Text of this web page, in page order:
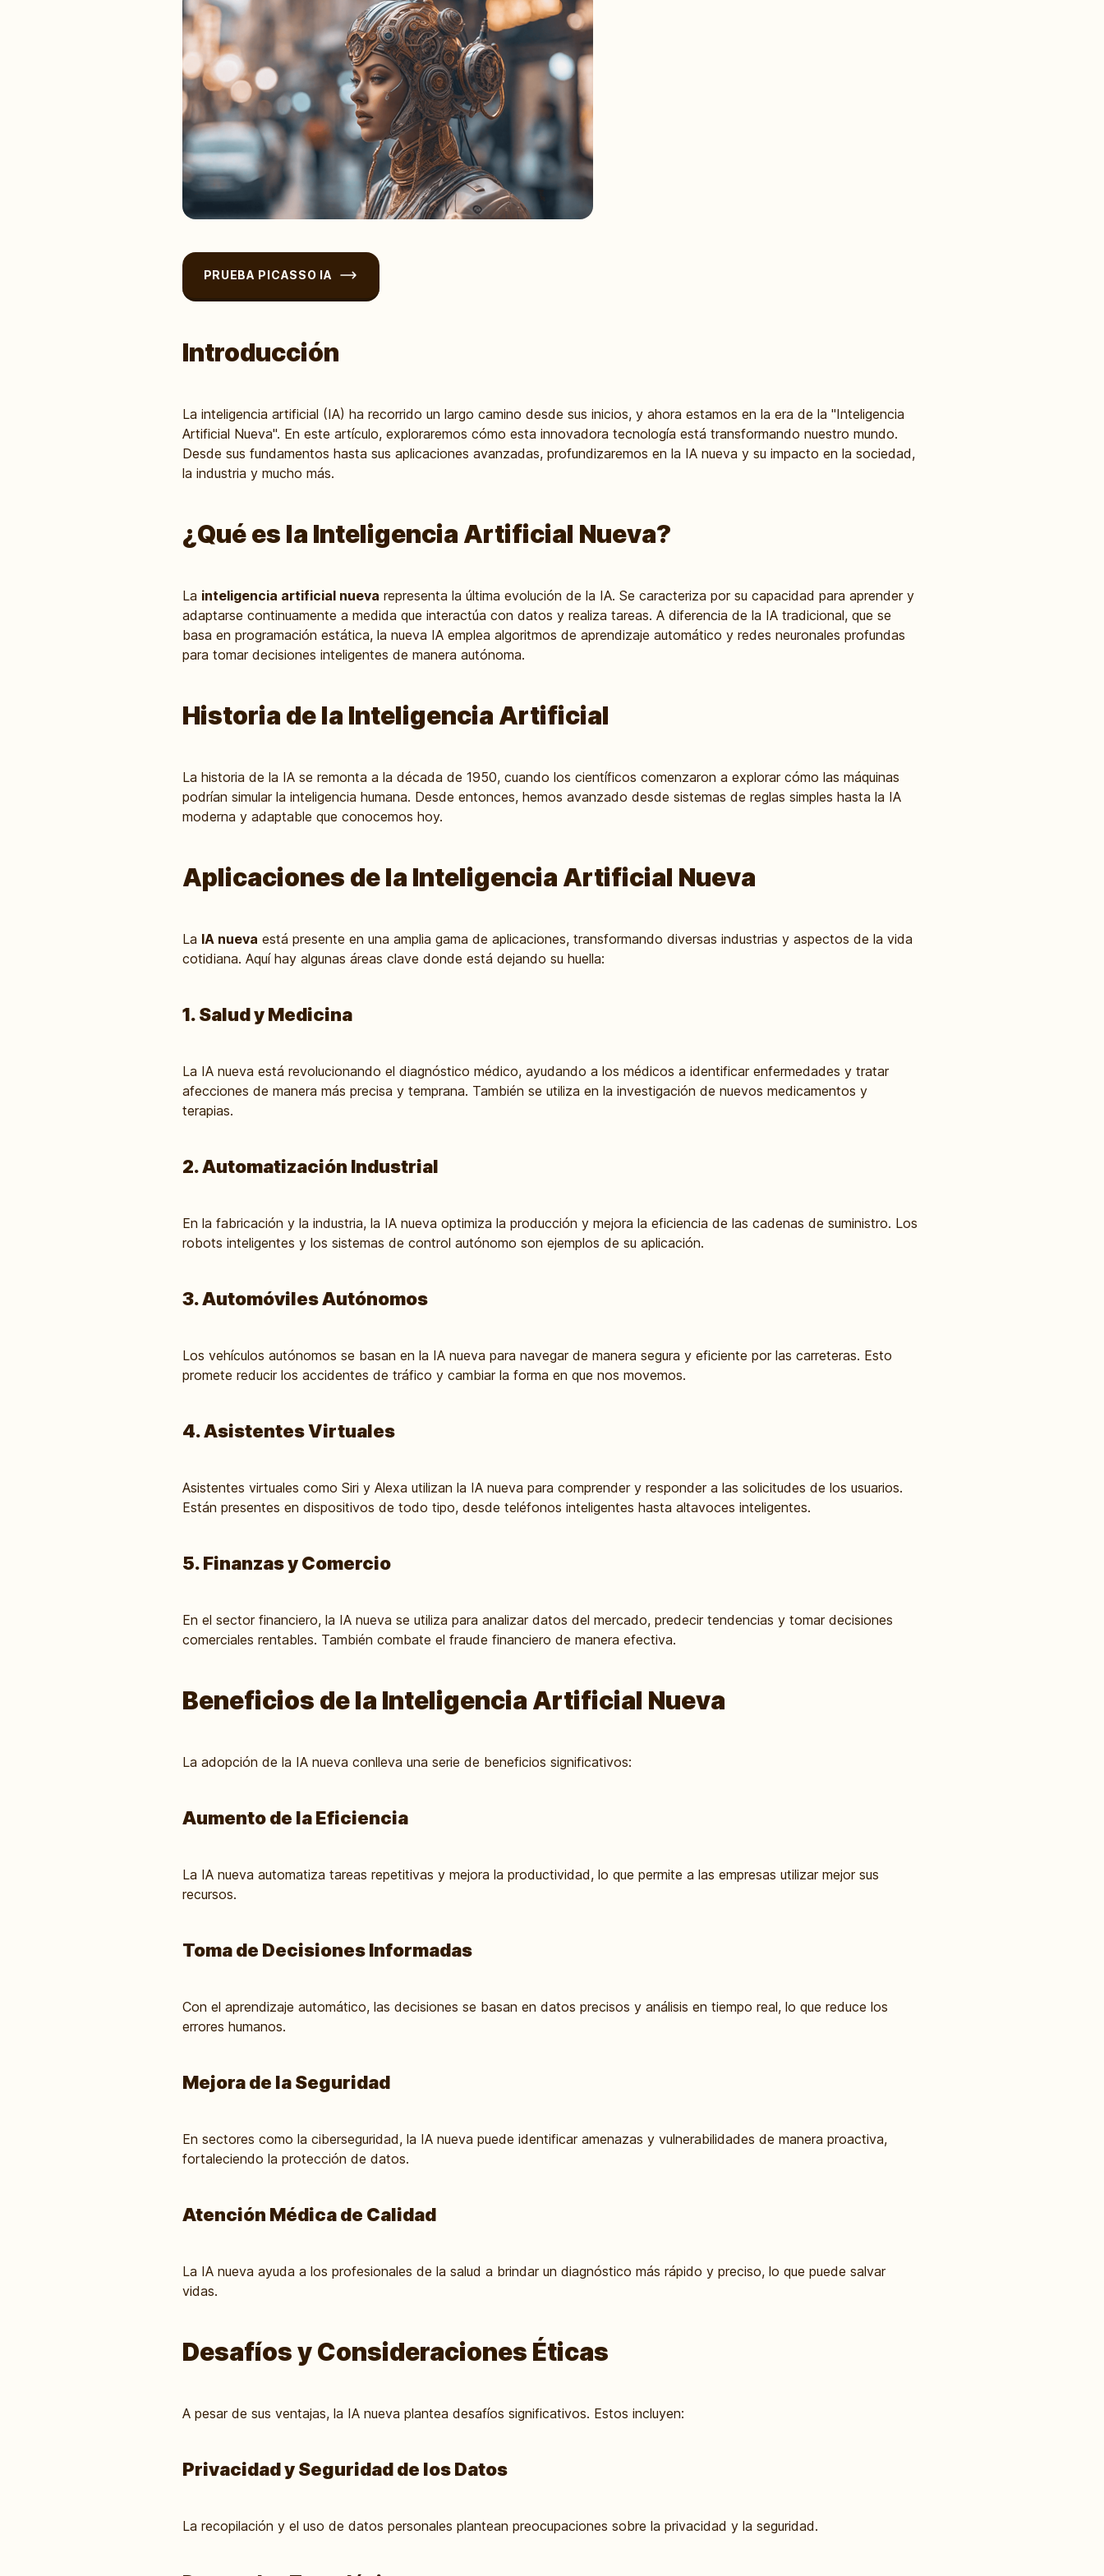
PRUEBA PICASSO IA
Introducción
La inteligencia artificial (IA) ha recorrido un largo camino desde sus inicios, y ahora estamos en la era de la "Inteligencia
Artificial Nueva". En este artículo, exploraremos cómo esta innovadora tecnología está transformando nuestro mundo.
Desde sus fundamentos hasta sus aplicaciones avanzadas, profundizaremos en la IA nueva y su impacto en la sociedad,
la industria y mucho más.
¿Qué es la Inteligencia Artificial Nueva?
La inteligencia artificial nueva representa la última evolución de la IA. Se caracteriza por su capacidad para aprender y
adaptarse continuamente a medida que interactúa con datos y realiza tareas. A diferencia de la IA tradicional, que se
basa en programación estática, la nueva IA emplea algoritmos de aprendizaje automático y redes neuronales profundas
para tomar decisiones inteligentes de manera autónoma.
Historia de la Inteligencia Artificial
La historia de la IA se remonta a la década de 1950, cuando los científicos comenzaron a explorar cómo las máquinas
podrían simular la inteligencia humana. Desde entonces, hemos avanzado desde sistemas de reglas simples hasta la IA
moderna y adaptable que conocemos hoy.
Aplicaciones de la Inteligencia Artificial Nueva
La IA nueva está presente en una amplia gama de aplicaciones, transformando diversas industrias y aspectos de la vida
cotidiana. Aquí hay algunas áreas clave donde está dejando su huella:
1. Salud y Medicina
La IA nueva está revolucionando el diagnóstico médico, ayudando a los médicos a identificar enfermedades y tratar
afecciones de manera más precisa y temprana. También se utiliza en la investigación de nuevos medicamentos y
terapias.
2. Automatización Industrial
En la fabricación y la industria, la IA nueva optimiza la producción y mejora la eficiencia de las cadenas de suministro. Los
robots inteligentes y los sistemas de control autónomo son ejemplos de su aplicación.
3. Automóviles Autónomos
Los vehículos autónomos se basan en la IA nueva para navegar de manera segura y eficiente por las carreteras. Esto
promete reducir los accidentes de tráfico y cambiar la forma en que nos movemos.
4. Asistentes Virtuales
Asistentes virtuales como Siri y Alexa utilizan la IA nueva para comprender y responder a las solicitudes de los usuarios.
Están presentes en dispositivos de todo tipo, desde teléfonos inteligentes hasta altavoces inteligentes.
5. Finanzas y Comercio
En el sector financiero, la IA nueva se utiliza para analizar datos del mercado, predecir tendencias y tomar decisiones
comerciales rentables. También combate el fraude financiero de manera efectiva.
Beneficios de la Inteligencia Artificial Nueva
La adopción de la IA nueva conlleva una serie de beneficios significativos:
Aumento de la Eficiencia
La IA nueva automatiza tareas repetitivas y mejora la productividad, lo que permite a las empresas utilizar mejor sus
recursos.
Toma de Decisiones Informadas
Con el aprendizaje automático, las decisiones se basan en datos precisos y análisis en tiempo real, lo que reduce los
errores humanos.
Mejora de la Seguridad
En sectores como la ciberseguridad, la IA nueva puede identificar amenazas y vulnerabilidades de manera proactiva,
fortaleciendo la protección de datos.
Atención Médica de Calidad
La IA nueva ayuda a los profesionales de la salud a brindar un diagnóstico más rápido y preciso, lo que puede salvar
vidas.
Desafíos y Consideraciones Éticas
A pesar de sus ventajas, la IA nueva plantea desafíos significativos. Estos incluyen:
Privacidad y Seguridad de los Datos
La recopilación y el uso de datos personales plantean preocupaciones sobre la privacidad y la seguridad.